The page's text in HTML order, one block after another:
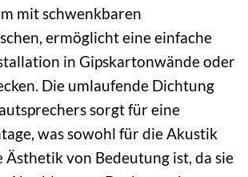
mit schwenkbaren
ermöglicht eine einfache
in Gipskartonwände oder
Die umlaufende Dichtung
sorgt für eine
was sowohl für die Akustik
Ästhetik von Bedeutung ist, da sie